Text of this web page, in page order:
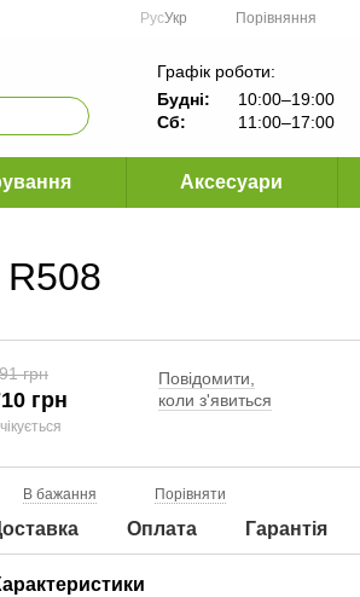
РусУкр Порівняння
Графік роботи:
Будні:
10:00–19:00
Сб:
11:00–17:00
Аксесуари
грн
грн
Повідомити,
коли з'явиться
В бажання Порівняти
Оплата Гарантія